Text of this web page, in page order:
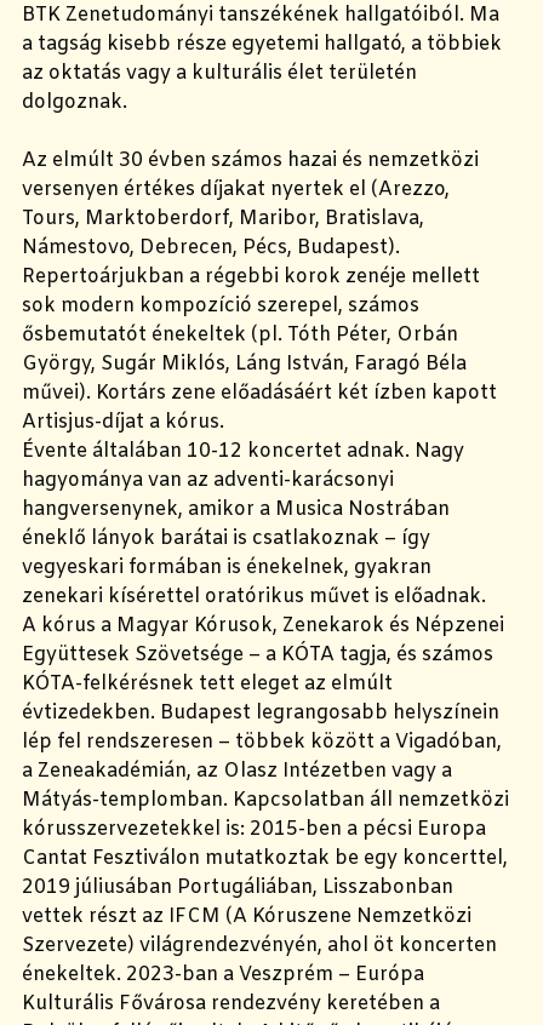
BTK Zenetudományi tanszékének hallgatóiból. Ma
a tagság kisebb része egyetemi hallgató, a többiek
az oktatás vagy a kulturális élet területén
dolgoznak.
Az elmúlt 30 évben számos hazai és nemzetközi
versenyen értékes díjakat nyertek el (Arezzo,
Tours, Marktoberdorf, Maribor, Bratislava,
Námestovo, Debrecen, Pécs, Budapest).
Repertoárjukban a régebbi korok zenéje mellett
sok modern kompozíció szerepel, számos
ősbemutatót énekeltek (pl. Tóth Péter, Orbán
György, Sugár Miklós, Láng István, Faragó Béla
művei). Kortárs zene előadásáért két ízben kapott
Artisjus-díjat a kórus.
Évente általában 10-12 koncertet adnak. Nagy
hagyománya van az adventi-karácsonyi
hangversenynek, amikor a Musica Nostrában
éneklő lányok barátai is csatlakoznak – így
vegyeskari formában is énekelnek, gyakran
zenekari kísérettel oratórikus művet is előadnak.
A kórus a Magyar Kórusok, Zenekarok és Népzenei
Együttesek Szövetsége – a KÓTA tagja, és számos
KÓTA-felkérésnek tett eleget az elmúlt
évtizedekben. Budapest legrangosabb helyszínein
lép fel rendszeresen – többek között a Vigadóban,
a Zeneakadémián, az Olasz Intézetben vagy a
Mátyás-templomban. Kapcsolatban áll nemzetközi
kórusszervezetekkel is: 2015-ben a pécsi Europa
Cantat Fesztiválon mutatkoztak be egy koncerttel,
2019 júliusában Portugáliában, Lisszabonban
vettek részt az IFCM (A Kóruszene Nemzetközi
Szervezete) világrendezvényén, ahol öt koncerten
énekeltek. 2023-ban a Veszprém – Európa
Kulturális Fővárosa rendezvény keretében a